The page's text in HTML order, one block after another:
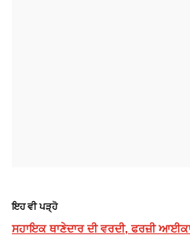
ਇਹ ਵੀ ਪੜ੍ਹੋ
ਸਹਾਇਕ ਥਾਣੇਦਾਰ ਦੀ ਵਰਦੀ, ਫਰਜ਼ੀ